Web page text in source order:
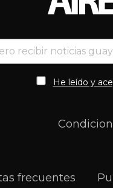
He leído y
frecuentes